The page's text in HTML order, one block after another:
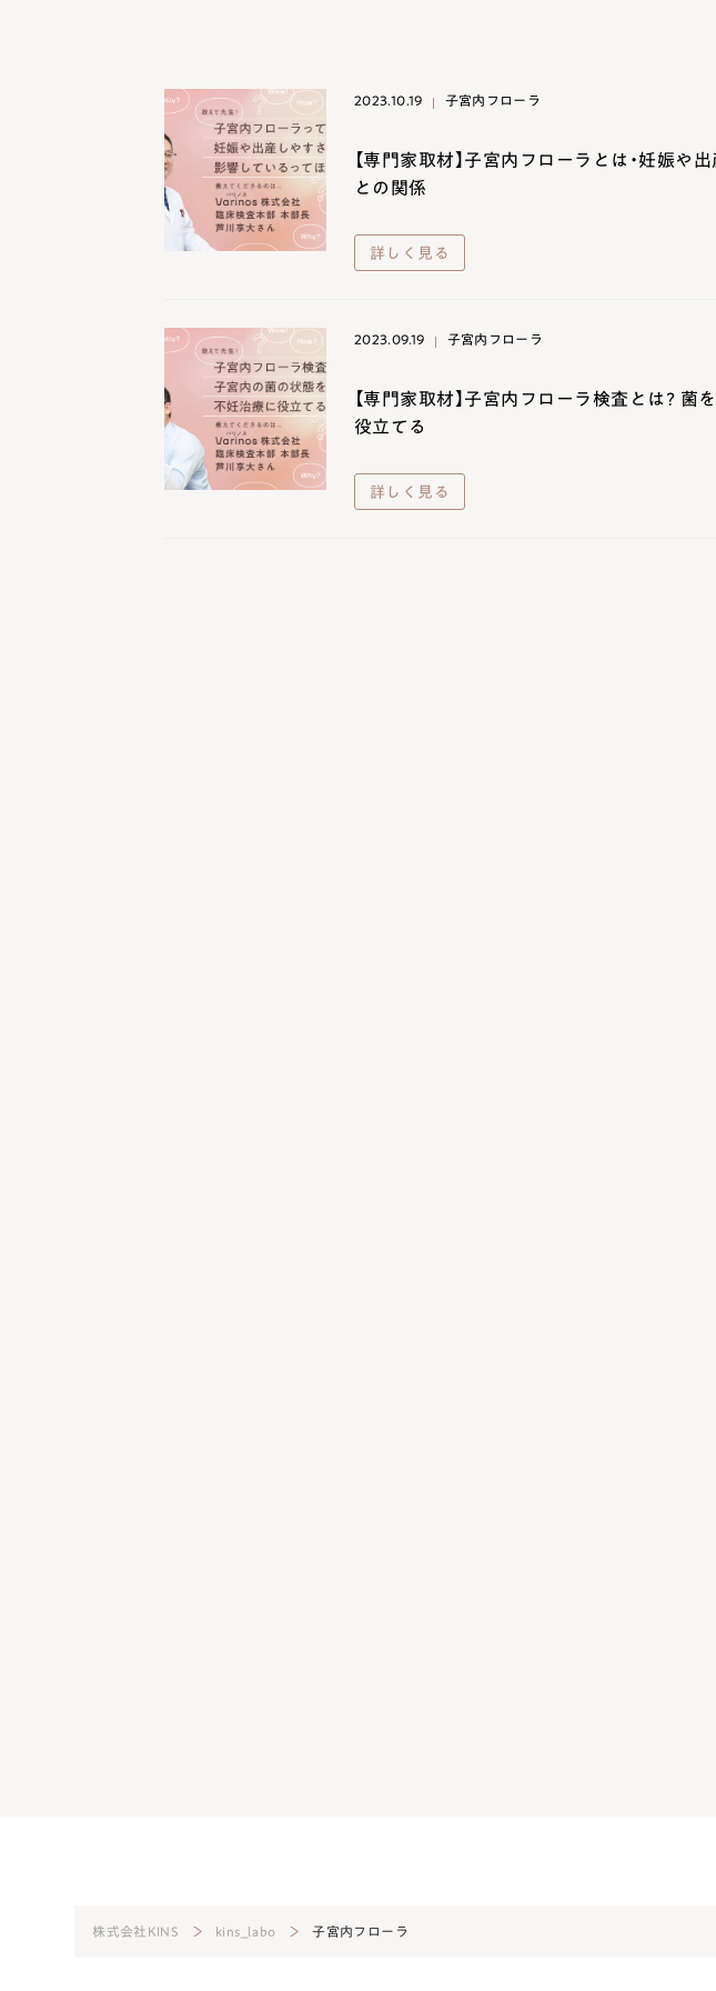
2023.10.19 子宮内フローラ
【専門家取材】子宮内フローラとは・妊娠や
との関係
詳しく見る
2023.09.19 子宮内フローラ
【専門家取材】子宮内フローラ検査とは? 菌
役立てる
詳しく見る
株式会社KINS kins_labo 子宮内フローラ